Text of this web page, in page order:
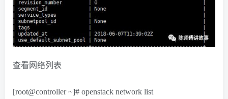
查看网络列表
[root@controller ~]# openstack network list